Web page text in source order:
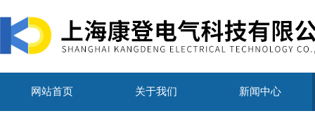
网站首页 关于我们 新闻中心